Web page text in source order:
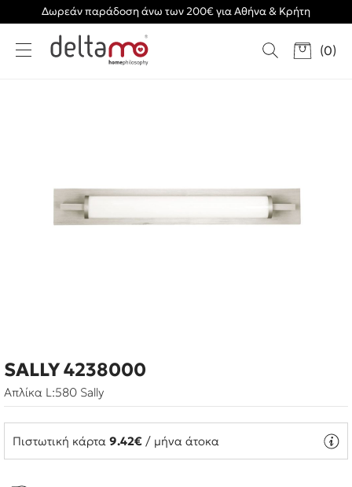
Δωρεάν παράδοση άνω των 200€ για Αθήνα & Κρήτη
(0)
SALLY 4238000
Απλίκα L:580 Sally
Πιστωτική κάρτα 9.42€ / μήνα άτοκα